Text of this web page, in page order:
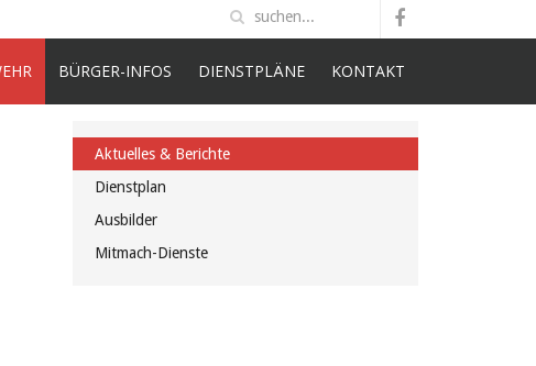
BÜRGER-INFOS DIENSTPLÄNE KONTAKT
Aktuelles & Berichte
Dienstplan
Ausbilder
Mitmach-Dienste